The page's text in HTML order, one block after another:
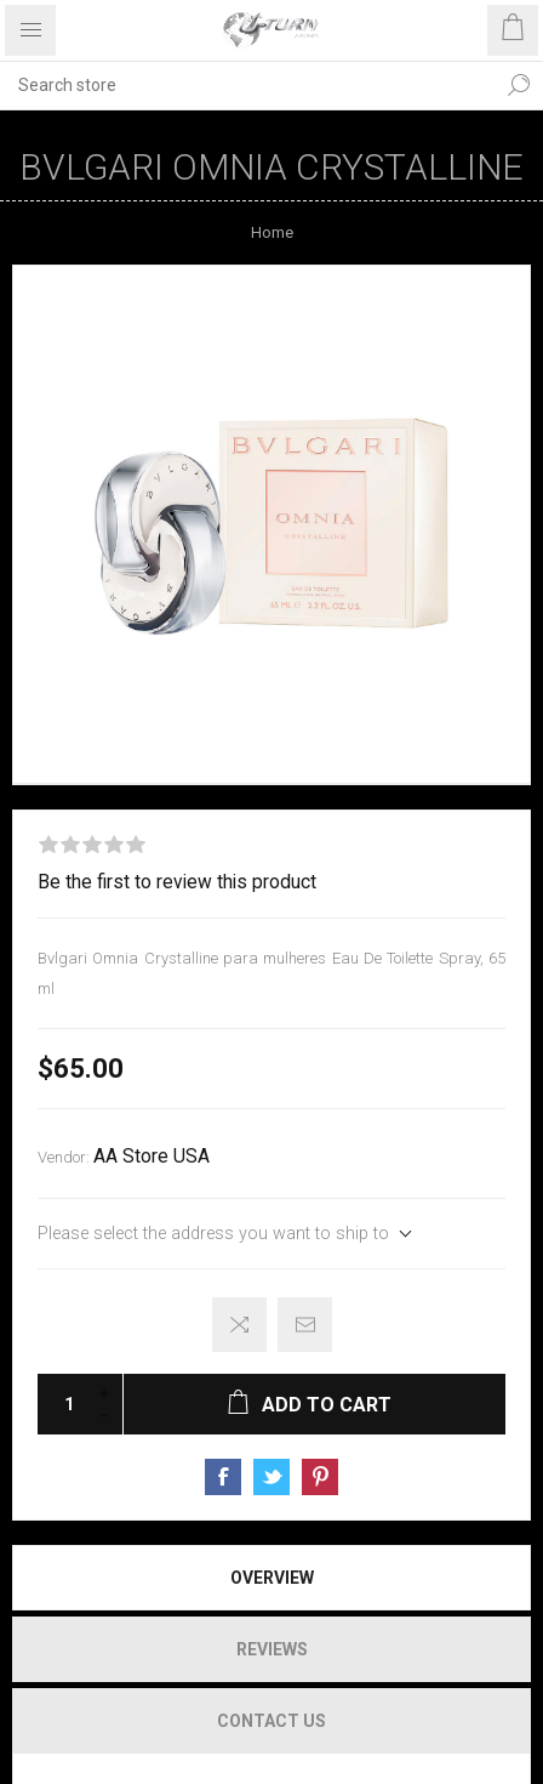
BVLGARI OMNIA CRYSTALLINE
Home
Be the first to review this product
Bvlgari Omnia Crystalline para mulheres Eau De Toilette Spray, 65
ml
$65.00
Vendor: AA Store USA
Please select the address you want to ship to
ADD TO CART
OVERVIEW
REVIEWS
CONTACT US